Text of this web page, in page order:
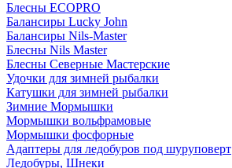
Блесны ECOPRO
Балансиры Lucky John
Балансиры Nils-Master
Блесны Nils Master
Блесны Северные Мастерские
Удочки для зимней рыбалки
Катушки для зимней рыбалки
Зимние Мормышки
Мормышки вольфрамовые
Мормышки фосфорные
Адаптеры для ледобуров под шуруповерт
Ледобуры, Шнеки